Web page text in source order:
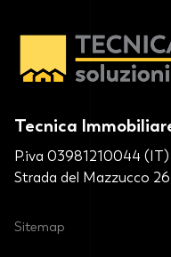
Tecnica
P.iva 03981210044 (IT)
Strada del Mazzucco
Sitemap